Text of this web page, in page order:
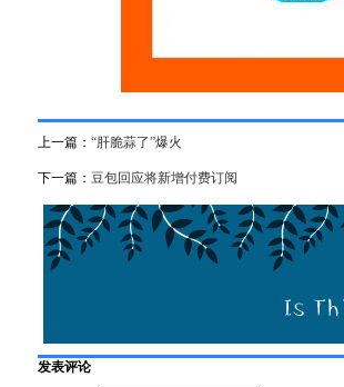
上一篇： “肝脆蒜了”爆火
下一篇： 豆包回应将新增付费订阅
发表评论